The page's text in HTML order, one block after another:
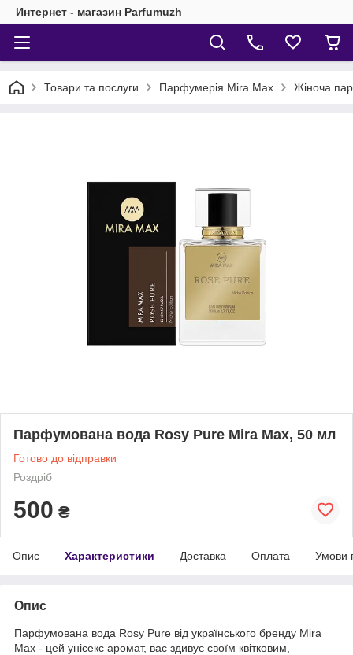
Интернет - магазин Parfumuzh
Товари та послуги Парфумерія Mira Max Жіноча
Парфумована вода Rosy Pure Mira Max, 50 мл
Готово до відправки
Роздріб
500 ₴
Опис Характеристики Доставка Оплата Умови
Опис
Парфумована вода Rosy Pure від українського бренду Mira
Max - цей унісекс аромат, вас здивує своїм квітковим,